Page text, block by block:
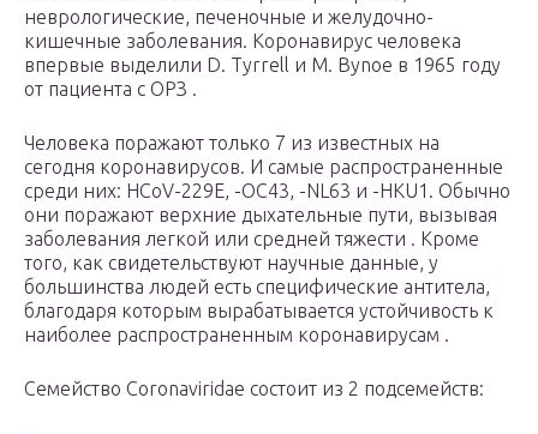
неврологические, печеночные и желудочно-
кишечные заболевания. Коронавирус человека
впервые выделили D. Tyrrell и M. Bynoe в 1965 году
от пациента с ОРЗ .
Человека поражают только 7 из известных на
сегодня коронавирусов. И самые распространенные
среди них: HCoV-229E, -OC43, -NL63 и -HKU1. Обычно
они поражают верхние дыхательные пути, вызывая
заболевания легкой или средней тяжести . Кроме
того, как свидетельствуют научные данные, у
большинства людей есть специфические антитела,
благодаря которым вырабатывается устойчивость к
наиболее распространенным коронавирусам .
Семейство Coronaviridae состоит из 2 подсемейств: